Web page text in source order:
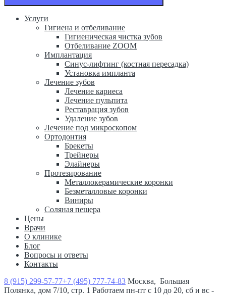
Услуги
Гигиена и отбеливание
Гигиеническая чистка зубов
Отбеливание ZOOM
Имплантация
Синус-лифтинг (костная пересадка)
Установка импланта
Лечение зубов
Лечение кариеса
Лечение пульпита
Реставрация зубов
Удаление зубов
Лечение под микроскопом
Ортодонтия
Брекеты
Трейнеры
Элайнеры
Протезирование
Металлокерамические коронки
Безметалловые коронки
Виниры
Соляная пещера
Цены
Врачи
О клинике
Блог
Вопросы и ответы
Контакты
8 (915) 299-57-77+7 (495) 777-74-83 Москва, Большая
Полянка, дом 7/10, стр. 1 Работаем пн-пт с 10 до 20, сб и вс -